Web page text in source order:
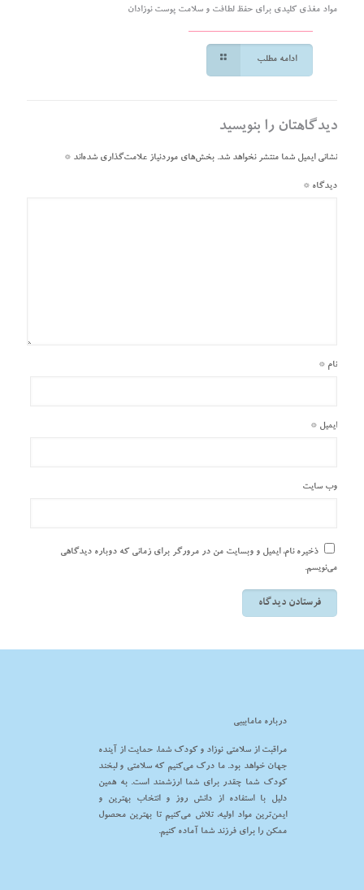
مواد مغذی کلیدی برای حفظ لطافت و سلامت پوست نوزادان
ادامه مطلب
دیدگاهتان را بنویسید
نشانی ایمیل شما منتشر نخواهد شد. بخش‌های موردنیاز علامت‌گذاری شده‌اند *
دیدگاه *
نام *
ایمیل *
وب‌ سایت
ذخیره نام، ایمیل و وبسایت من در مرورگر برای زمانی که دوباره دیدگاهی
می‌نویسم.
درباره مامابیبی
مراقبت از سلامتی نوزاد و کودک شما، حمایت از آینده
جهان خواهد بود. ما درک می‌کنیم که سلامتی و لبخند
کودک شما چقدر برای شما ارزشمند است. به همین
دلیل با استفاده از دانش روز و انتخاب بهترین و
ایمن‌ترین مواد اولیه، تلاش می‌کنیم تا بهترین محصول
ممکن را برای فرزند شما آماده کنیم.